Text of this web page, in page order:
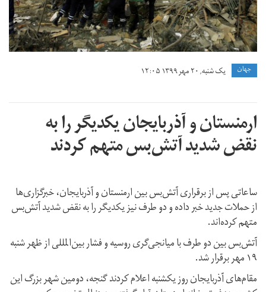
جهان یک شنبه, ۲۰ مهر ۱۳۹۹ ۱۲:۰۵
ارمنستان و آذربایجان یکدیگر را به
نقض شدید آتش‌بس متهم کردند
ساعاتی پس از برقراری آتش‌بس بین ارمنستان و آذربایجان، خبرگزاری‌ها
از حملات جدید خبر داده و دو طرف نیز یکدیگر را به نقض شدید آتش‌بس
متهم کرده‌اند.
آتش‌بس بین دو طرف با میانجی‌گری روسیه و فشار بین‌المللی از ظهر شنبه
۱۹ مهر برقرار شد.
مقام‌های آذربایجان روز یکشنبه اعلام کردند گنجه، دومین شهر بزرگ این